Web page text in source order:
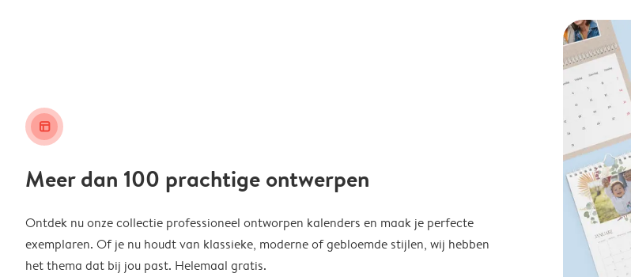
layout_alt
Meer dan 100 prachtige ontwerpen
Ontdek nu onze collectie professioneel ontworpen kalenders en maak je perfecte
exemplaren. Of je nu houdt van klassieke, moderne of gebloemde stijlen, wij hebben
het thema dat bij jou past. Helemaal gratis.